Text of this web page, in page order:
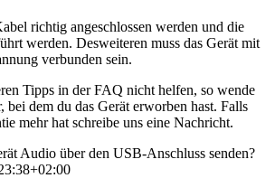
richtig angeschlossen werden und die
werden. Desweiteren muss das Gerät mit
verbunden sein.
Tipps in der FAQ nicht helfen, so wende
bei dem du das Gerät erworben hast. Falls
mehr hat schreibe uns eine Nachricht.
Audio über den USB-Anschluss senden?